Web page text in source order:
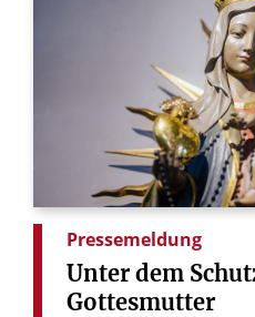
Pressemeldung
Unter dem
Gottesmutter